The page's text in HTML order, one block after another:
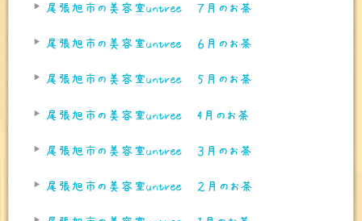
尾張旭市の美容室untree ７月のお茶
尾張旭市の美容室untree ６月のお茶
尾張旭市の美容室untree ５月のお茶
尾張旭市の美容室untree 4月のお茶
尾張旭市の美容室untree ３月のお茶
尾張旭市の美容室untree ２月のお茶